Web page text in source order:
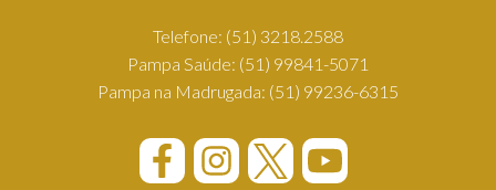
Telefone: (51) 3218.2588
Pampa Saúde: (51) 99841-5071
Pampa na Madrugada: (51) 99236-6315